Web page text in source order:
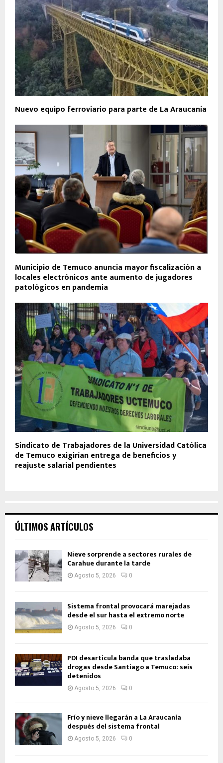
Nuevo equipo ferroviario para parte de La Araucanía
Municipio de Temuco anuncia mayor fiscalización a
locales electrónicos ante aumento de jugadores
patológicos en pandemia
Sindicato de Trabajadores de la Universidad Católica
de Temuco exigirían entrega de beneficios y
reajuste salarial pendientes
ÚLTIMOS ARTÍCULOS
Nieve sorprende a sectores rurales de
Carahue durante la tarde
Agosto 5, 2026 0
Sistema frontal provocará marejadas
desde el sur hasta el extremo norte
Agosto 5, 2026 0
PDI desarticula banda que trasladaba
drogas desde Santiago a Temuco: seis
detenidos
Agosto 5, 2026 0
Frío y nieve llegarán a La Araucanía
después del sistema frontal
Agosto 5, 2026 0